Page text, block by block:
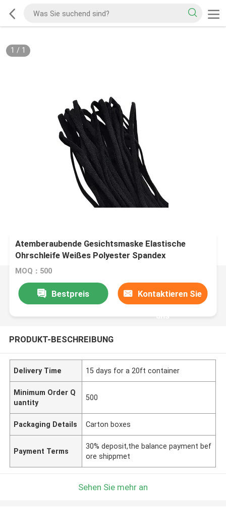
1 / 1
Atemberaubende Gesichtsmaske Elastische
Ohrschleife Weißes Polyester Spandex
MOQ：500
Bestpreis Kontaktieren Sie
uns
PRODUKT-BESCHREIBUNG
Delivery Time 15 days for a 20ft container
Minimum Order Q
uantity
500
Packaging Details Carton boxes
Payment Terms
30% deposit,the balance payment bef
ore shippmet
Sehen Sie mehr an